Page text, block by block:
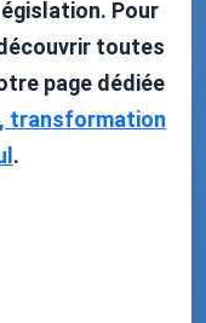
Pour
toutes
page dédiée
transformation
.